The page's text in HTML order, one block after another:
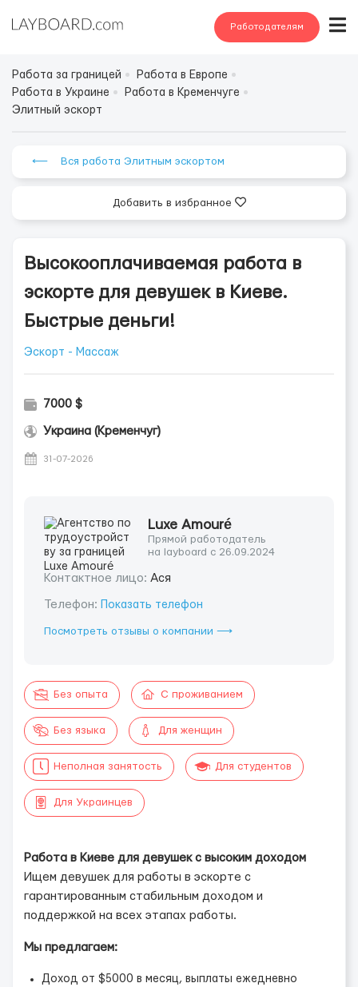
Работодателям
Работа за границей
Работа в Европе
Работа в Украине
Работа в Кременчуге
Элитный эскорт
⟵ Вся работа Элитным эскортом
Добавить в избранное
Высокооплачиваемая работа в
эскорте для девушек в Киеве.
Быстрые деньги!
Эскорт - Массаж
7000 $
Украина (Кременчуг)
31-07-2026
Luxe Amouré
Прямой работодатель
на layboard с 26.09.2024
Контактное лицо: Ася
Телефон: Показать телефон
Посмотреть отзывы о компании ⟶
Без опыта С проживанием
Без языка Для женщин
Неполная занятость Для студентов
Для Украинцев
Работа в Киеве для девушек с высоким доходом
Ищем девушек для работы в эскорте с
гарантированным стабильным доходом и
поддержкой на всех этапах работы.
Мы предлагаем:
Доход от $5000 в месяц, выплаты ежедневно